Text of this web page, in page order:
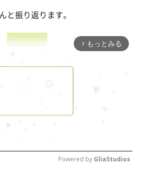
振り返ります。
arrow_forward_ios もっとみる
Powered by GliaStudios